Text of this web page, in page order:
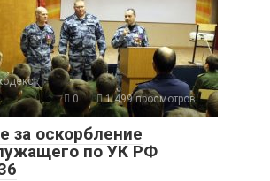
0
1 499 просмотров
за оскорбление
по УК РФ